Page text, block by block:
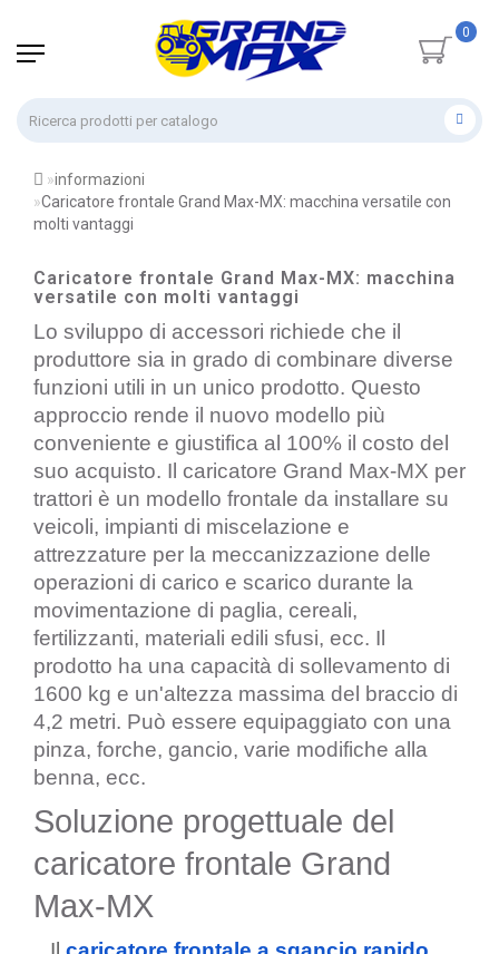
0
informazioni
Caricatore frontale Grand Max-MX: macchina versatile con
molti vantaggi
Caricatore frontale Grand Max-MX: macchina
versatile con molti vantaggi
Lo sviluppo di accessori richiede che il
produttore sia in grado di combinare diverse
funzioni utili in un unico prodotto. Questo
approccio rende il nuovo modello più
conveniente e giustifica al 100% il costo del
suo acquisto. Il caricatore Grand Max-MX per
trattori è un modello frontale da installare su
veicoli, impianti di miscelazione e
attrezzature per la meccanizzazione delle
operazioni di carico e scarico durante la
movimentazione di paglia, cereali,
fertilizzanti, materiali edili sfusi, ecc. Il
prodotto ha una capacità di sollevamento di
1600 kg e un'altezza massima del braccio di
4,2 metri. Può essere equipaggiato con una
pinza, forche, gancio, varie modifiche alla
benna, ecc.
Soluzione progettuale del
caricatore frontale Grand
Max-MX